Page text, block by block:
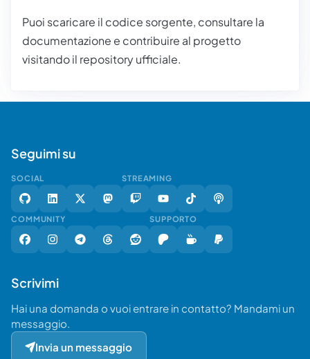
Puoi scaricare il codice sorgente, consultare la
documentazione e contribuire al progetto
visitando il repository ufficiale.
Seguimi su
SOCIAL STREAMING
COMMUNITY SUPPORTO
Scrivimi
Hai una domanda o vuoi entrare in contatto? Mandami un
messaggio.
Invia un messaggio